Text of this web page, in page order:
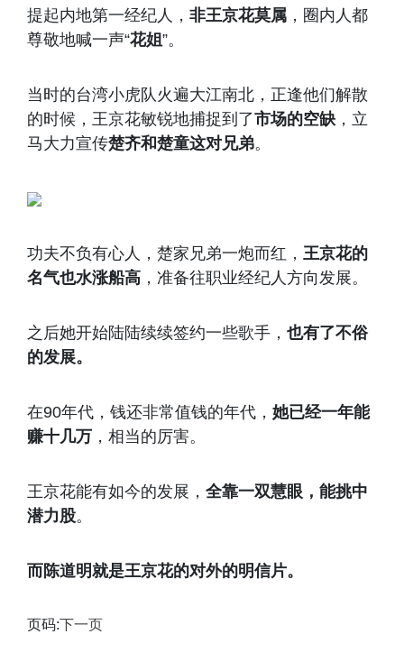
提起内地第一经纪人， 非王京花莫属 ，圈内人都
尊敬地喊一声“花姐”。
当时的台湾小虎队火遍大江南北，正逢他们解散
的时候，王京花敏锐地捕捉到了市场的空缺 ，立
马大力宣传楚齐和楚童这对兄弟。
功夫不负有心人，楚家兄弟一炮而红， 王京花的
名气也水涨船高 ，准备往职业经纪人方向发展。
之后她开始陆陆续续签约一些歌手， 也有了不俗
的发展。
在90年代，钱还非常值钱的年代， 她已经一年能
赚十几万 ，相当的厉害。
王京花能有如今的发展， 全靠一双慧眼，能挑中
潜力股。
而陈道明就是王京花的对外的明信片。
页码:下一页